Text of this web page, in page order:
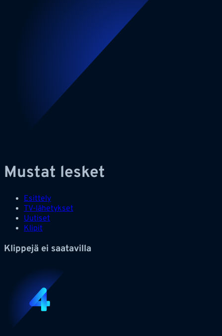
Mustat lesket
Esittely
TV-lähetykset
Uutiset
Klipit
Klippejä ei saatavilla